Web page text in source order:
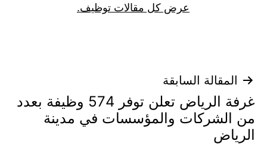
عرض كل مقالات توظيف.
تصفّح
المقالات
المقالة السابقة
غرفة الرياض تعلن توفر 574 وظيفة بعدد
من الشركات والمؤسسات في مدينة
الرياض